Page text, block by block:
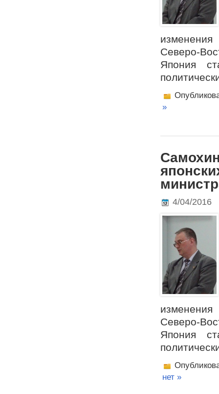
Северо-
Япония
»
4/04/2016
Северо-
Япония
нет »